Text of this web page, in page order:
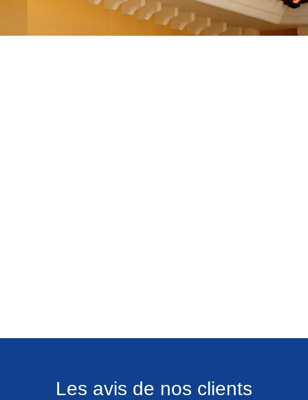
Les avis de nos clients